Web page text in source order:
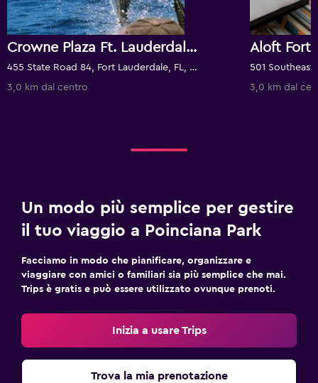
Crowne Plaza Ft. Lauderdale Airport/Cruise By IHG
455 State Road 84, Fort Lauderdale, FL, Stati Uniti
3,0 km dal centro
Aloft Fort
3,0 km dal
Un modo più semplice per gestire
il tuo viaggio a Poinciana Park
Facciamo in modo che pianificare, organizzare e
viaggiare con amici o familiari sia più semplice che mai.
Trips è gratis e può essere utilizzato ovunque prenoti.
Inizia a usare Trips
Trova la mia prenotazione